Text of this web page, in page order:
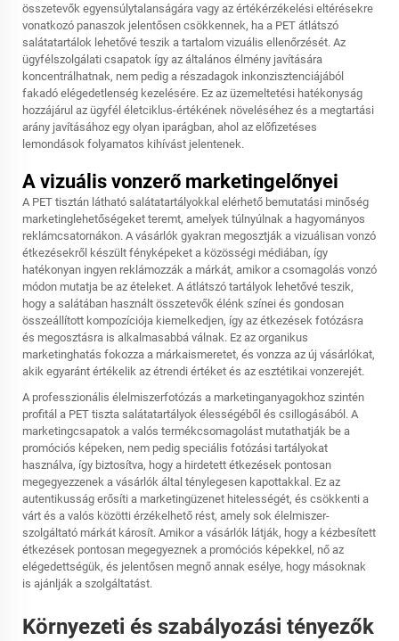
összetevők egyensúlytalanságára vagy az értékérzékelési eltérésekre
vonatkozó panaszok jelentősen csökkennek, ha a PET átlátszó
salátatartálok lehetővé teszik a tartalom vizuális ellenőrzését. Az
ügyfélszolgálati csapatok így az általános élmény javítására
koncentrálhatnak, nem pedig a részadagok inkonzisztenciájából
fakadó elégedetlenség kezelésére. Ez az üzemeltetési hatékonyság
hozzájárul az ügyfél életciklus-értékének növeléséhez és a megtartási
arány javításához egy olyan iparágban, ahol az előfizetéses
lemondások folyamatos kihívást jelentenek.
A vizuális vonzerő marketingelőnyei
A PET tisztán látható salátatartályokkal elérhető bemutatási minőség
marketinglehetőségeket teremt, amelyek túlnyúlnak a hagyományos
reklámcsatornákon. A vásárlók gyakran megosztják a vizuálisan vonzó
étkezésekről készült fényképeket a közösségi médiában, így
hatékonyan ingyen reklámozzák a márkát, amikor a csomagolás vonzó
módon mutatja be az ételeket. A átlátszó tartályok lehetővé teszik,
hogy a salátában használt összetevők élénk színei és gondosan
összeállított kompozíciója kiemelkedjen, így az étkezések fotózásra
és megosztásra is alkalmasabbá válnak. Ez az organikus
marketinghatás fokozza a márkaismeretet, és vonzza az új vásárlókat,
akik egyaránt értékelik az étrendi értéket és az esztétikai vonzerejét.
A professzionális élelmiszerfotózás a marketinganyagokhoz szintén
profitál a PET tiszta salátatartályok élességéből és csillogásából. A
marketingcsapatok a valós termékcsomagolást mutathatják be a
promóciós képeken, nem pedig speciális fotózási tartályokat
használva, így biztosítva, hogy a hirdetett étkezések pontosan
megegyezzenek a vásárlók által ténylegesen kapottakkal. Ez az
autentikusság erősíti a marketingüzenet hitelességét, és csökkenti a
várt és a valós közötti érzékelhető rést, amely sok élelmiszer-
szolgáltató márkát károsít. Amikor a vásárlók látják, hogy a kézbesített
étkezések pontosan megegyeznek a promóciós képekkel, nő az
elégedettségük, és jelentősen megnő annak esélye, hogy másoknak
is ajánlják a szolgáltatást.
Környezeti és szabályozási tényezők